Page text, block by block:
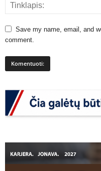
Save my name, email, and
comment.